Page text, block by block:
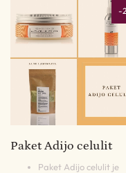
-
Paket Adijo celulit
Paket Adijo celulit je